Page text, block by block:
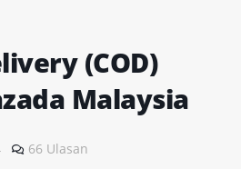
(COD)
Malaysia
66 Ulasan